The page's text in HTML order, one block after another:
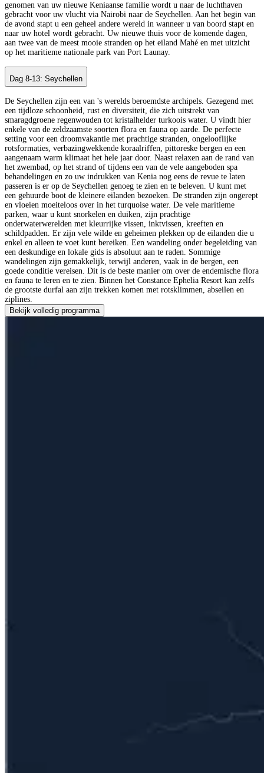
genomen van uw nieuwe Keniaanse familie wordt u naar de luchthaven
gebracht voor uw vlucht via Nairobi naar de Seychellen. Aan het begin van
de avond stapt u een geheel andere wereld in wanneer u van boord stapt en
naar uw hotel wordt gebracht. Uw nieuwe thuis voor de komende dagen,
aan twee van de meest mooie stranden op het eiland Mahé en met uitzicht
op het maritieme nationale park van Port Launay.
Dag 8-13: Seychellen
De Seychellen zijn een van 's werelds beroemdste archipels. Gezegend met
een tijdloze schoonheid, rust en diversiteit, die zich uitstrekt van
smaragdgroene regenwouden tot kristalhelder turkoois water. U vindt hier
enkele van de zeldzaamste soorten flora en fauna op aarde. De perfecte
setting voor een droomvakantie met prachtige stranden, ongelooflijke
rotsformaties, verbazingwekkende koraalriffen, pittoreske bergen en een
aangenaam warm klimaat het hele jaar door. Naast relaxen aan de rand van
het zwembad, op het strand of tijdens een van de vele aangeboden spa
behandelingen en zo uw indrukken van Kenia nog eens de revue te laten
passeren is er op de Seychellen genoeg te zien en te beleven. U kunt met
een gehuurde boot de kleinere eilanden bezoeken. De stranden zijn ongerept
en vloeien moeiteloos over in het turquoise water. De vele maritieme
parken, waar u kunt snorkelen en duiken, zijn prachtige
onderwaterwerelden met kleurrijke vissen, inktvissen, kreeften en
schildpadden. Er zijn vele wilde en geheimen plekken op de eilanden die u
enkel en alleen te voet kunt bereiken. Een wandeling onder begeleiding van
een deskundige en lokale gids is absoluut aan te raden. Sommige
wandelingen zijn gemakkelijk, terwijl anderen, vaak in de bergen, een
goede conditie vereisen. Dit is de beste manier om over de endemische flora
en fauna te leren en te zien. Binnen het Constance Ephelia Resort kan zelfs
de grootste durfal aan zijn trekken komen met rotsklimmen, abseilen en
ziplines.
Bekijk volledig programma